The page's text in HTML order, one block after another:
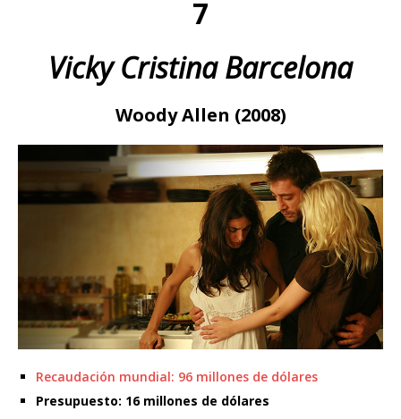
7
Vicky Cristina Barcelona
Woody Allen (2008)
Recaudación mundial: 96 millones de dólares
Presupuesto: 16 millones de dólares